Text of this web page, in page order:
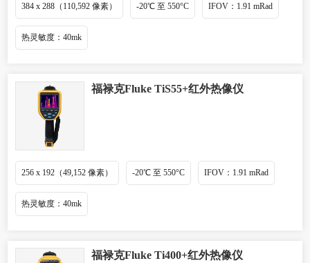
384 x 288（110,592 像素） -20℃ 至 550°C IFOV：1.91 mRad
热灵敏度：40mk
福禄克Fluke TiS55+红外热像仪
256 x 192（49,152 像素） -20℃ 至 550°C IFOV：1.91 mRad
热灵敏度：40mk
福禄克Fluke Ti400+红外热像仪